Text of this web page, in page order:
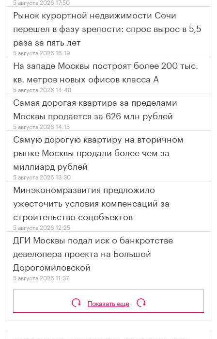
Рынок курортной недвижимости Сочи
перешел в фазу зрелости: спрос вырос в 5,5
раза за пять лет
5 августа 2026 16:19
На западе Москвы построят более 200 тыс.
кв. метров новых офисов класса А
5 августа 2026 14:48
Самая дорогая квартира за пределами
Москвы продается за 626 млн рублей
5 августа 2026 14:15
Самую дорогую квартиру на вторичном
рынке Москвы продали более чем за
миллиард рублей
5 августа 2026 13:30
Минэкономразвития предложило
ужесточить условия компенсаций за
строительство соцобъектов
5 августа 2026 12:25
ДГИ Москвы подал иск о банкротстве
девелопера проекта на Большой
Дорогомиловской
5 августа 2026 11:37
Показать еще